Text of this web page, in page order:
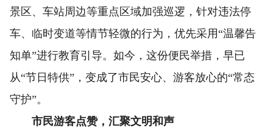
景区、车站周边等重点区域加强巡逻，针对违法停
车、临时变道等情节轻微的行为，优先采用“温馨告
知单”进行教育引导。如今，这份便民举措，早已
从“节日特供”，变成了市民安心、游客放心的“常态
守护”。
市民游客点赞，汇聚文明和声